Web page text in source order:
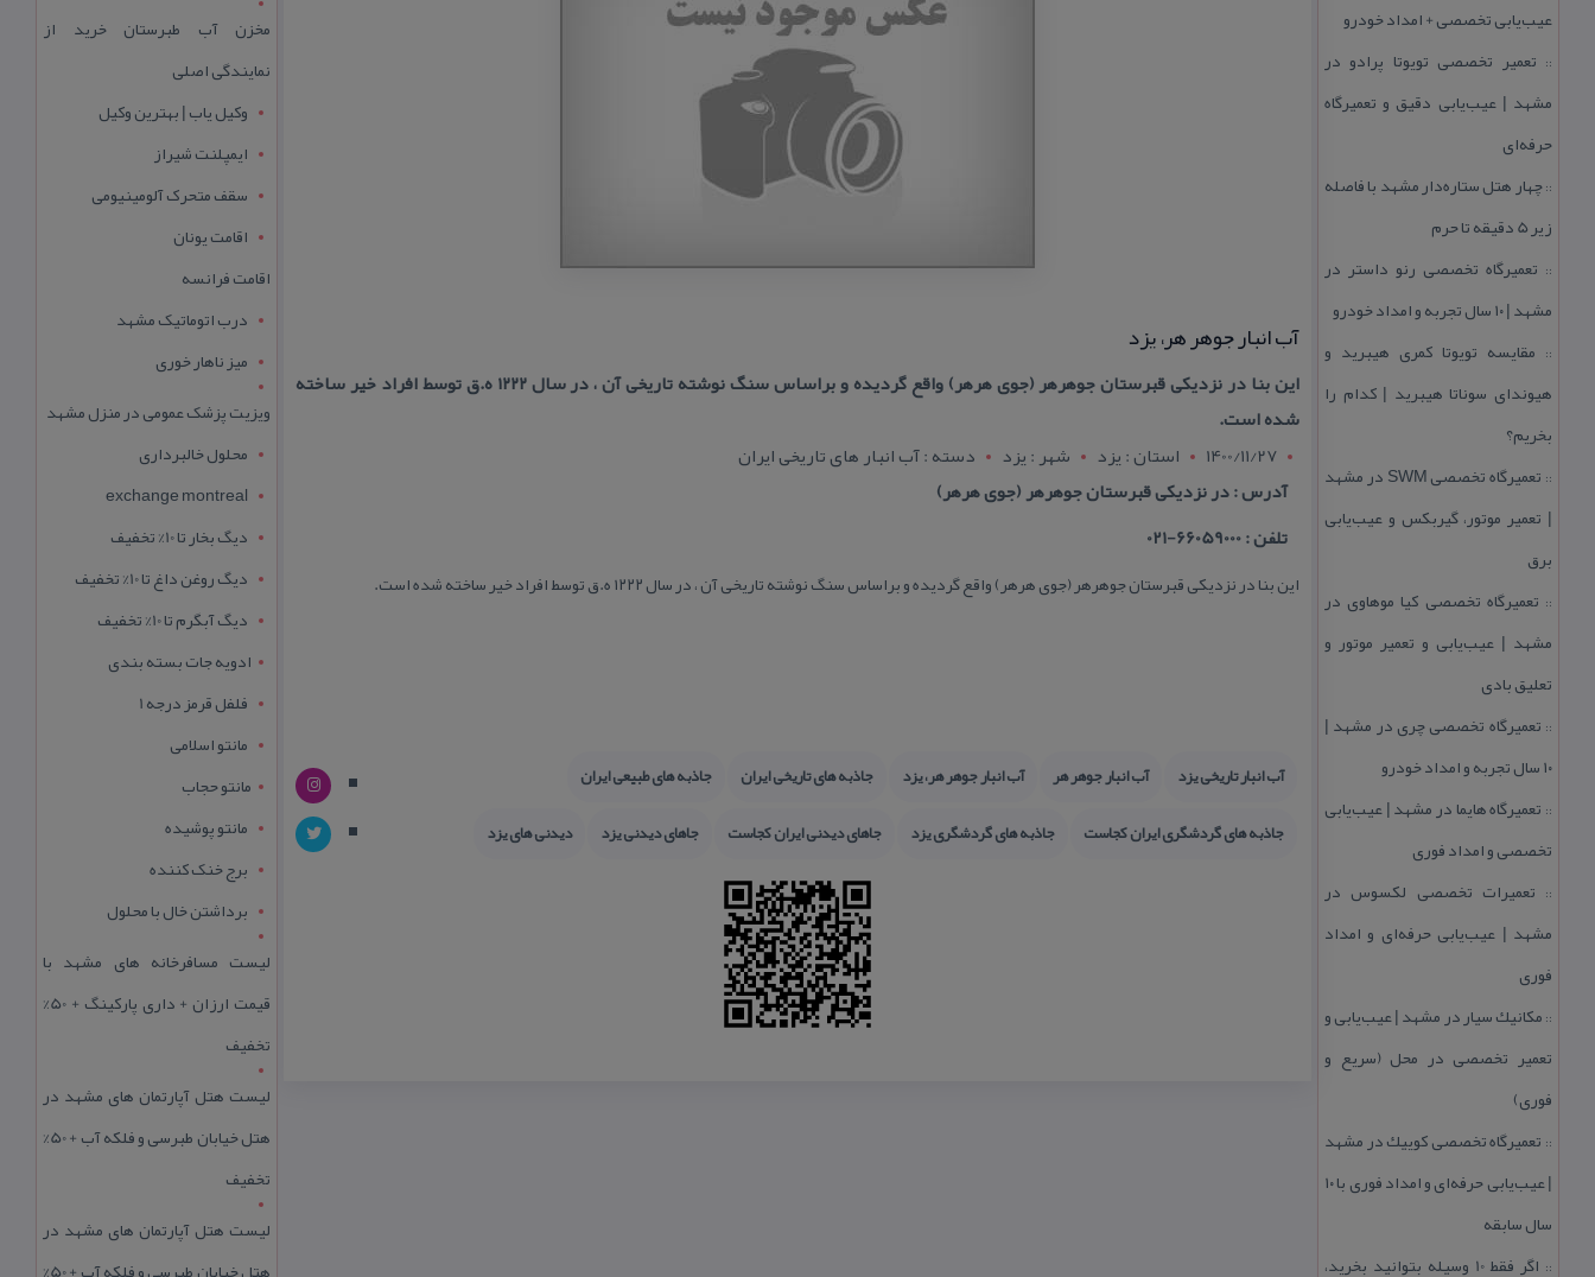
عیب‌یابی تخصصی + امداد خودرو
:: تعمیر تخصصی تویوتا پرادو در
مشهد | عیب‌یابی دقیق و تعمیرگاه
حرفه‌ای
::چهار هتل‌ ستاره‌دار مشهد با فاصله
زیر 5 دقیقه تا حرم
:: تعمیرگاه تخصصی رنو داستر در
مشهد | ۱۰ سال تجربه و امداد خودرو
:: مقایسه تویوتا كمری هیبرید و
هیوندای سوناتا هیبرید | كدام را
بخریم؟
::
تعمیرگاه تخصصی SWM در مشهد
| تعمیر موتور، گیربكس و عیب‌یابی
برق
:: تعمیرگاه تخصصی كیا موهاوی در
مشهد | عیب‌یابی و تعمیر موتور و
تعلیق بادی
:: تعمیرگاه تخصصی چری در مشهد |
۱۰ سال تجربه و امداد خودرو
:: تعمیرگاه هایما در مشهد | عیب‌یابی
تخصصی و امداد فوری
:: تعمیرات تخصصی لكسوس در
مشهد | عیب‌یابی حرفه‌ای و امداد
فوری
:: مكانیك سیار در مشهد | عیب‌یابی و
تعمیر تخصصی در محل (سریع و
فوری)
:: تعمیرگاه تخصصی كوییك در مشهد
| عیب‌یابی حرفه‌ای و امداد فوری با ۱۰
سال سابقه
::
اگر فقط 10 وسیله بتوانید بخرید،
آب انبار جوهر هر، یزد
این بنا در نزدیكی قبرستان جوهرهر (جوی هرهر) واقع گردیده و براساس سنگ نوشته تاریخی آن ، در سال ۱۲۲۲ ه.ق توسط افراد خیر ساخته
شده است.
1400/11/27
استان : يزد شهر : يزد
دسته : آب انبار های تاریخی ایران
آدرس : در نزدیكی قبرستان جوهرهر (جوی هرهر)
تلفن : 66059000-021
این بنا در نزدیكی قبرستان جوهرهر (جوی هرهر) واقع گردیده و براساس سنگ نوشته تاریخی آن ، در سال ۱۲۲۲ ه.ق توسط افراد خیر ساخته شده است.
آب انبار تاریخی یزد آب انبار جوهر هر آب انبار جوهر هر، یزد جاذبه های تاریخی ایران
جاذبه های طبیعی ایران
جاذبه های گردشگری ایران كجاست
جاذبه های گردشگری یزد جاهای دیدنی ایران كجاست جاهای دیدنی یزد دیدنی های یزد
مخزن آب طبرستان خرید از
نمایندگی اصلی
وکیل یاب | بهترین وکیل
ایمپلنت شیراز
سقف متحرک آلومینیومی
اقامت یونان
اقامت فرانسه
درب اتوماتیک مشهد
میز ناهار خوری
ویزیت پزشک عمومی در منزل مشهد
محلول خالبرداری
exchange montreal
دیگ بخار تا 10% تخفیف
دیگ روغن داغ تا 10% تخفیف
دیگ آبگرم تا 10% تخفیف
ادویه جات بسته بندی
فلفل قرمز درجه 1
مانتو اسلامی
مانتو حجاب
مانتو پوشیده
برج خنک کننده
برداشتن خال با محلول
لیست مسافرخانه های مشهد با
قیمت ارزان + داری پارکینگ + 50%
تخفیف
لیست هتل آپارتمان های مشهد در
هتل خیابان طبرسی و فلکه آب + 50%
تخفیف
لیست هتل آپارتمان های مشهد در